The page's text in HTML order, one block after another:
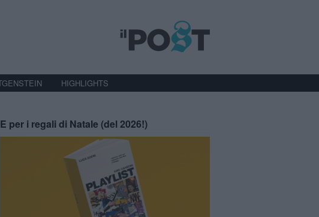
HIGHLIGHTS
E per i regali di Natale (del 2026!)